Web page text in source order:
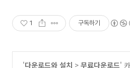
1 구독하기
'다운로드와 설치 > 무료다운로드'